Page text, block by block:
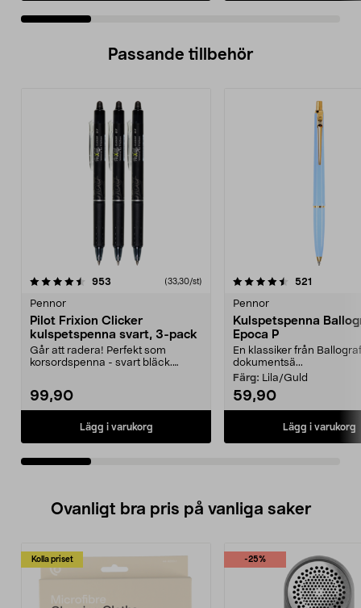
Passande tillbehör
953 (33,30/st)
Pennor
Pilot Frixion Clicker
kulspetspenna svart, 3-pack
Går att radera! Perfekt som
korsordspenna - svart bläck.
99,90
Lägg i varukorg
4.5av 5 stjärnor 521
Pennor
Kulspetspenna
Epoca P
En klassiker från
dokumentsä...
Färg: Lila/Guld
59,90
Lägg i varukorg
4.5av 5 stjärnor
Ovanligt bra pris på vanliga saker
Kolla priset -25%